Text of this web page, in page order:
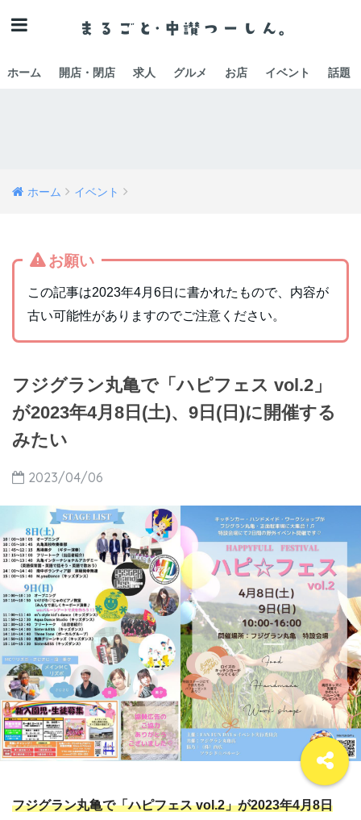
ホーム 開店・閉店 求人 グルメ お店 イベント 話題
ホーム イベント
お願い
この記事は2023年4月6日に書かれたもので、内容が
古い可能性がありますのでご注意ください。
フジグラン丸亀で「ハピフェス vol.2」
が2023年4月8日(土)、9日(日)に開催する
みたい
2023/04/06
フジグラン丸亀で「ハピフェス vol.2」が2023年4月8日